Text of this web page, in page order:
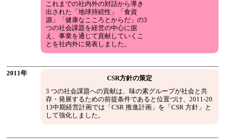
これまでの社内外の対話から導き
出された「地球持続性」「食資
源」「健康なこころとからだ」の3
つの社会課題を経営の中心に据
え、事業を通じて貢献していくこ
とを社内外に発表しました。
2011年
CSR方針の策定
3 つの社会課題への貢献は、味の素グループが社会と共
存・発展するための前提条件であると位置づけ、2011-20
13中期経営計画では「CSR 推進計画」を「CSR 方針」と
して強化しました。